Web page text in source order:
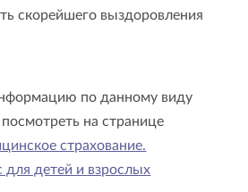
скорейшего выздоровления
по данному виду
на странице
страхование.
детей и взрослых